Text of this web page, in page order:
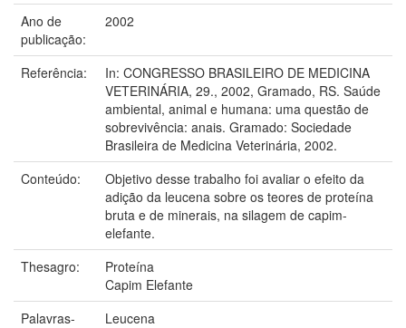
Ano de
publicação:
2002
Referência:
In: CONGRESSO BRASILEIRO DE MEDICINA
VETERINÁRIA, 29., 2002, Gramado, RS. Saúde
ambiental, animal e humana: uma questão de
sobrevivência: anais. Gramado: Sociedade
Brasileira de Medicina Veterinária, 2002.
Conteúdo:
Objetivo desse trabalho foi avaliar o efeito da
adição da leucena sobre os teores de proteína
bruta e de minerais, na silagem de capim-
elefante.
Thesagro:
Proteína
Capim Elefante
Palavras-
Leucena